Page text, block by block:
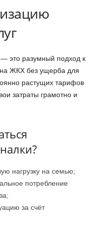
это разумный подход к
ЖКХ без ущерба для
растущих тарифов
затраты грамотно и
нагрузку на семью;
потребление
за счёт